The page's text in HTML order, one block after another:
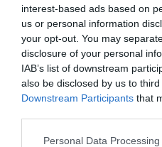
interest-based ads based on
us or personal information
your opt-out. You may
disclosure of your personal
IAB’s list of downstream
also be disclosed by us to
Downstream Participants that
Personal Data
INTERNACIONAL
Primarias
icono LGTBIQ+
escena y lo hace
Biden
Ignacio Aguirre 09/
SOCIEDAD
Los cambios del
acertados